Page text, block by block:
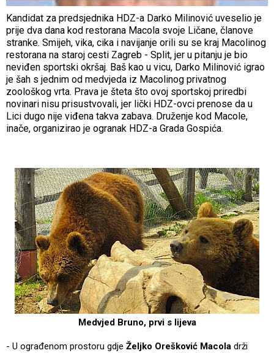
Kandidat za predsjednika HDZ-a Darko Milinović uveselio je
prije dva dana kod restorana Macola svoje Ličane, članove
stranke. Smijeh, vika, cika i navijanje orili su se kraj Macolinog
restorana na staroj cesti Zagreb - Split, jer u pitanju je bio
neviđen sportski okršaj. Baš kao u vicu, Darko Milinović igrao
je šah s jednim od medvjeda iz Macolinog privatnog
zoološkog vrta. Prava je šteta što ovoj sportskoj priredbi
novinari nisu prisustvovali, jer lički HDZ-ovci prenose da u
Lici dugo nije viđena takva zabava. Druženje kod Macole,
inače, organizirao je ogranak HDZ-a Grada Gospića.
Medvjed Bruno, prvi s lijeva
- U ograđenom prostoru gdje Željko Orešković Macola drži